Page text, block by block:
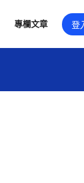
專欄文章 登